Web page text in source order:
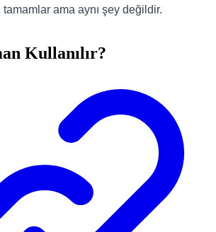
ama aynı şey değildir.
Kullanılır?